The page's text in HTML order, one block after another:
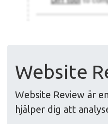
Website
Website Review är
hjälper dig att